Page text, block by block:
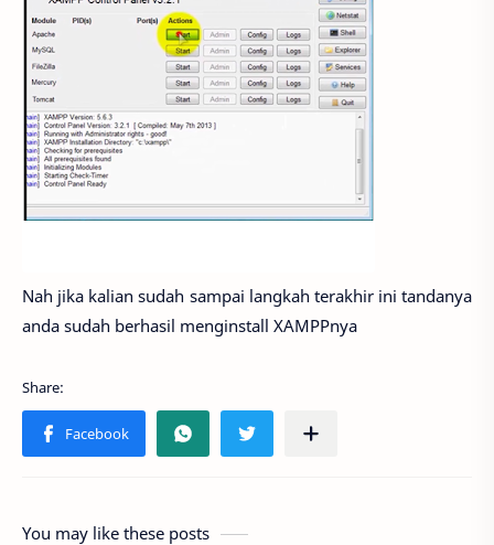
Nah jika kalian sudah sampai langkah terakhir ini tandanya
anda sudah berhasil menginstall XAMPPnya
You may like these posts